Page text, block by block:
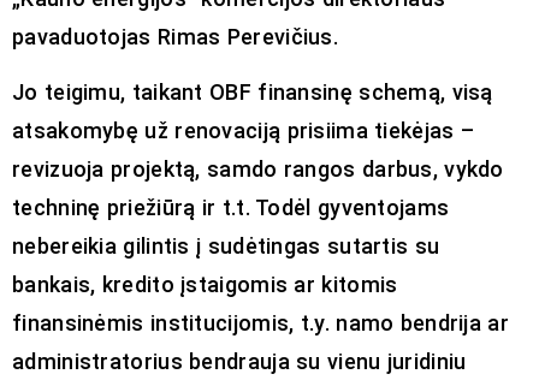
pavaduotojas Rimas Perevičius.
Jo teigimu, taikant OBF finansinę schemą, visą
atsakomybę už renovaciją prisiima tiekėjas –
revizuoja projektą, samdo rangos darbus, vykdo
techninę priežiūrą ir t.t. Todėl gyventojams
nebereikia gilintis į sudėtingas sutartis su
bankais, kredito įstaigomis ar kitomis
finansinėmis institucijomis, t.y. namo bendrija ar
administratorius bendrauja su vienu juridiniu